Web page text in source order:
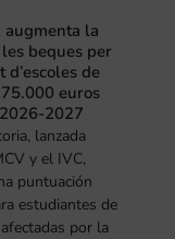
augmenta la
beques per
d’escoles de
euros
2027
lanzada
y el IVC,
puntuación
estudiantes de
por la